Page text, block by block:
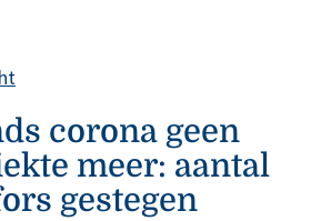
corona geen
meer: aantal
gestegen